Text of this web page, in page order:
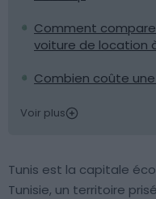
Comment
voiture de location
Combien coûte
Voir plus
Tunis est la capitale
Tunisie, un territoire